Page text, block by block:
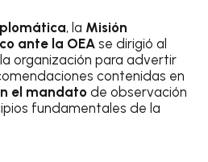
, la Misión
ante la OEA se dirigió al
organización para advertir
contenidas en
el mandato de observación
fundamentales de la